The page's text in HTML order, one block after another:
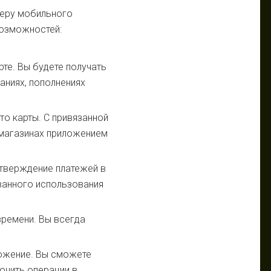
мобильного
Вы будете получать
пополнениях
карты. С привязанной
приложением
платежей в
использования
Вы всегда
Вы сможете